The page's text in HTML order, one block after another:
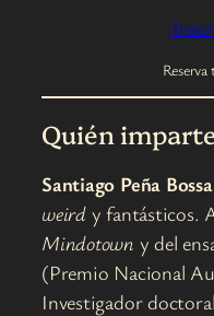
Quién
Santiago Peña
weirdy fantásticos.
Mindotown y del
(Premio Nacional
Investigador